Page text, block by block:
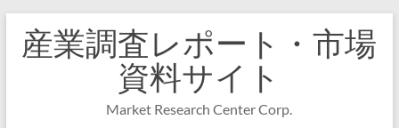
産業調査レポート・市場
資料サイト
Market Research Center Corp.